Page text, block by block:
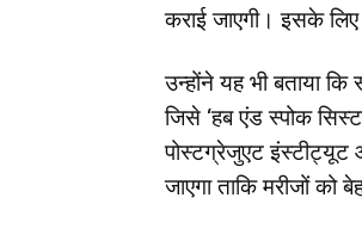
कराई जाएगी। इसके
उन्होंने यह भी बताया
जिसे ‘हब एंड स्पोक
पोस्टग्रेजुएट
जाएगा ताकि मरीजों